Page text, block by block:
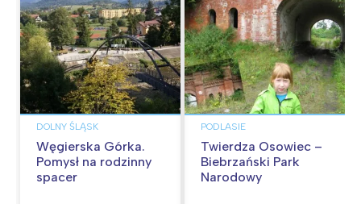
DOLNY ŚLĄSK
Węgierska Górka.
Pomysł na rodzinny
spacer
PODLASIE
Twierdza Osowiec –
Biebrzański Park
Narodowy